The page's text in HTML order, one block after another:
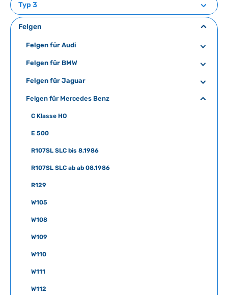
Typ 3
Felgen
Felgen für Audi
Felgen für BMW
Felgen für Jaguar
Felgen für Mercedes Benz
C Klasse HO
E 500
R107SL SLC bis 8.1986
R107SL SLC ab ab 08.1986
R129
W105
W108
W109
W110
W111
W112